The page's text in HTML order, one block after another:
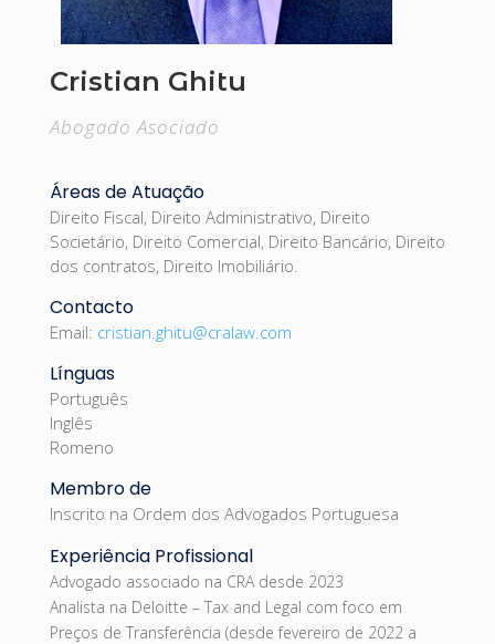
Cristian Ghitu
Abogado Asociado
Áreas de Atuação
Direito Fiscal, Direito Administrativo, Direito
Societário, Direito Comercial, Direito Bancário, Direito
dos contratos, Direito Imobiliário.
Contacto
Email: cristian.ghitu@cralaw.com
Línguas
Português
Inglês
Romeno
Membro de
Inscrito na Ordem dos Advogados Portuguesa
Experiência Profissional
Advogado associado na CRA desde 2023
Analista na Deloitte – Tax and Legal com foco em
Preços de Transferência (desde fevereiro de 2022 a